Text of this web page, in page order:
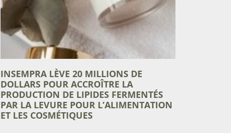
INSEMPRA LÈVE 20 MILLIONS DE
DOLLARS POUR ACCROÎTRE LA
PRODUCTION DE LIPIDES FERMENTÉS
PAR LA LEVURE POUR L’ALIMENTATION
ET LES COSMÉTIQUES